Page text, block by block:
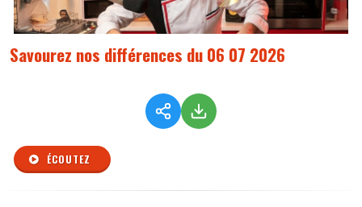
Savourez nos différences du 06 07 2026
ÉCOUTEZ